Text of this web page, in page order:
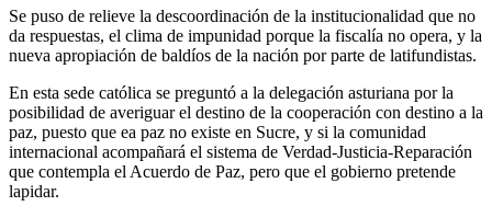
Se puso de relieve la descoordinación de la institucionalidad que no
da respuestas, el clima de impunidad porque la fiscalía no opera, y la
nueva apropiación de baldíos de la nación por parte de latifundistas.
En esta sede católica se preguntó a la delegación asturiana por la
posibilidad de averiguar el destino de la cooperación con destino a la
paz, puesto que ea paz no existe en Sucre, y si la comunidad
internacional acompañará el sistema de Verdad-Justicia-Reparación
que contempla el Acuerdo de Paz, pero que el gobierno pretende
lapidar.